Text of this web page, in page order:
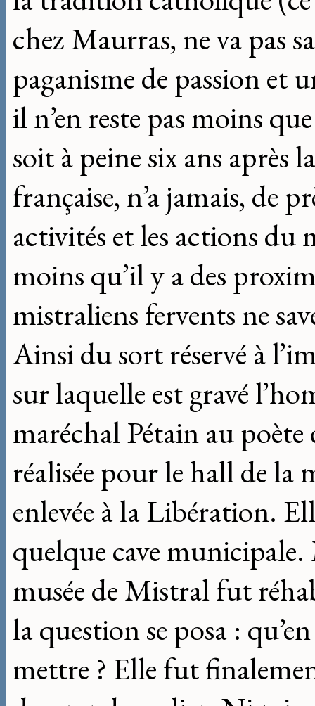
chez Maurras, ne va pas
paganisme de passion et
il n’en reste pas moins
soit à peine six ans après
française, n’a jamais, de
activités et les actions du
moins qu’il y a des
mistraliens fervents ne
Ainsi du sort réservé à
sur laquelle est gravé
maréchal Pétain au
réalisée pour le hall de la
enlevée à la Libération.
quelque cave
musée de Mistral fut
la question se posa :
mettre ? Elle fut